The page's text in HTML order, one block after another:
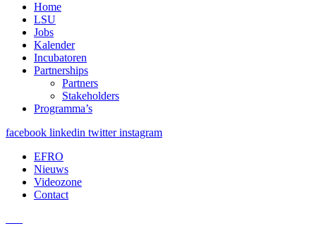
Home
LSU
Jobs
Kalender
Incubatoren
Partnerships
Partners
Stakeholders
Programma’s
facebook linkedin twitterinstagram
EFRO
Nieuws
Videozone
Contact